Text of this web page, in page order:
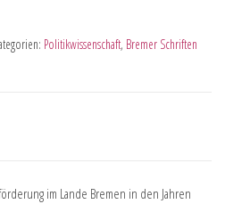
Politikwissenschaft, Bremer Schriften
im Lande Bremen in den Jahren